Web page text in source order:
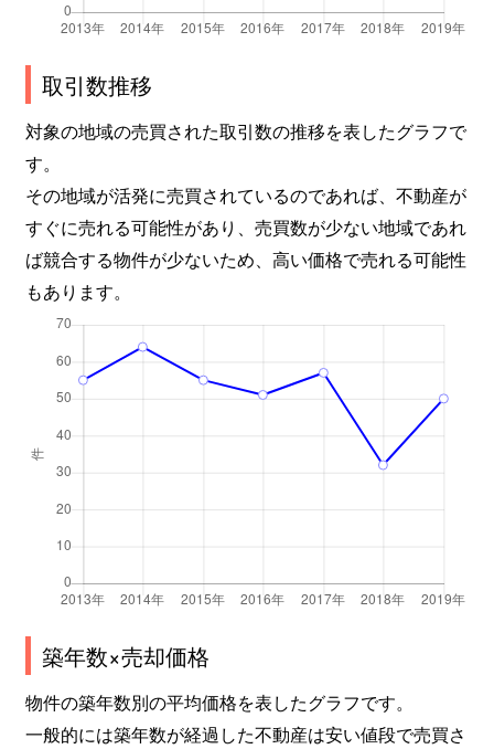
取引数推移
対象の地域の売買された取引数の推移を表したグラフで
す。
その地域が活発に売買されているのであれば、不動産が
すぐに売れる可能性があり、売買数が少ない地域であれ
ば競合する物件が少ないため、高い価格で売れる可能性
もあります。
築年数×売却価格
物件の築年数別の平均価格を表したグラフです。
一般的には築年数が経過した不動産は安い値段で売買さ